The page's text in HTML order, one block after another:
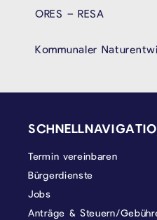
ORES – RESA
Kommunaler
Termin vereinbaren
Bürgerdienste
Jobs
Anträge & Steuern/